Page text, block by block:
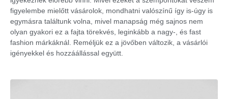
figyelembe mielőtt vásárolok, mondhatni valószínű így is-úgy is
egymásra találtunk volna, mivel manapság még sajnos nem
olyan gyakori ez a fajta törekvés, leginkább a nagy-, és fast
fashion márkáknál. Reméljük ez a jövőben változik, a vásárlói
igényekkel és hozzáállással együtt.